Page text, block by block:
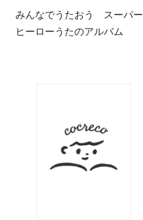
みんなでうたおう スーパー
ヒーローうたのアルバム